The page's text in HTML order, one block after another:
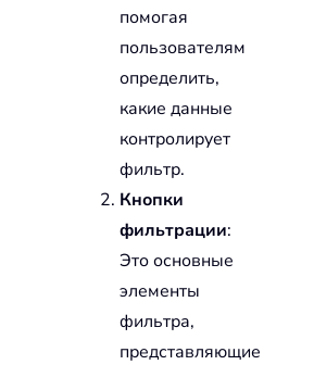
помогая
пользователям
определить,
какие данные
контролирует
фильтр.
Кнопки
фильтрации:
Это основные
элементы
фильтра,
представляющие